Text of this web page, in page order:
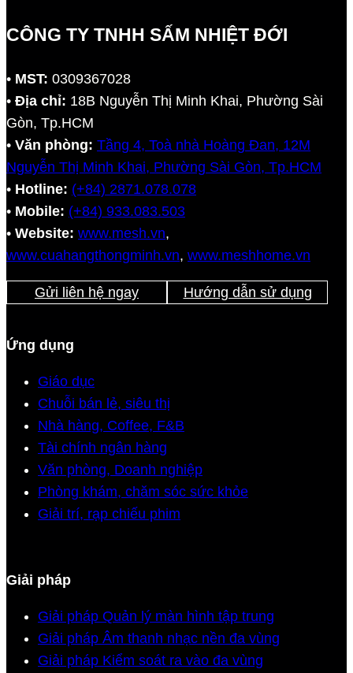
CÔNG TY TNHH SẤM NHIỆT ĐỚI
• MST: 0309367028
• Địa chỉ: 18B Nguyễn Thị Minh Khai, Phường Sài
Gòn, Tp.HCM
• Văn phòng: Tầng 4, Toà nhà Hoàng Đan, 12M
Nguyễn Thị Minh Khai, Phường Sài Gòn, Tp.HCM
• Hotline: (+84) 2871.078.078
• Mobile: (+84) 933.083.503
• Website: www.mesh.vn,
www.cuahangthongminh.vn, www.meshhome.vn
Gửi liên hệ ngay Hướng dẫn sử dụng
Ứng dụng
Giáo dục
Chuỗi bán lẻ, siêu thị
Nhà hàng, Coffee, F&B
Tài chính ngân hàng
Văn phòng, Doanh nghiệp
Phòng khám, chăm sóc sức khỏe
Giải trí, rạp chiếu phim
Giải pháp
Giải pháp Quản lý màn hình tập trung
Giải pháp Âm thanh nhạc nền đa vùng
Giải pháp Kiểm soát ra vào đa vùng